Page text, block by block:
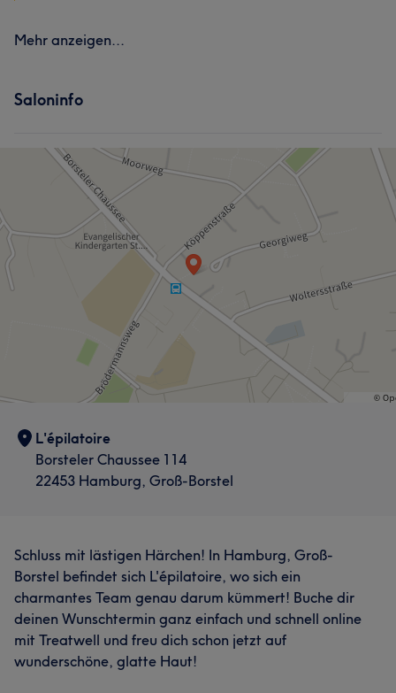
Mehr anzeigen...
Saloninfo
L'épilatoire
Borsteler Chaussee 114
22453 Hamburg, Groß-Borstel
Schluss mit lästigen Härchen! In Hamburg, Groß-
Borstel befindet sich L'épilatoire, wo sich ein
charmantes Team genau darum kümmert! Buche dir
deinen Wunschtermin ganz einfach und schnell online
mit Treatwell und freu dich schon jetzt auf
wunderschöne, glatte Haut!